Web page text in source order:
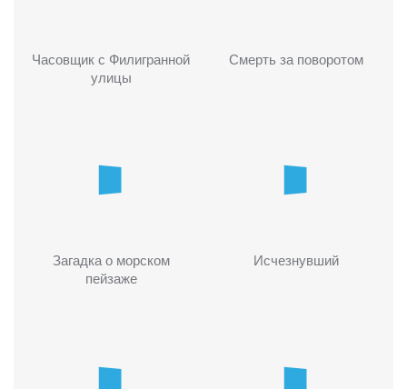
Часовщик с Филигранной
улицы
Смерть за поворотом
Загадка о морском
пейзаже
Исчезнувший